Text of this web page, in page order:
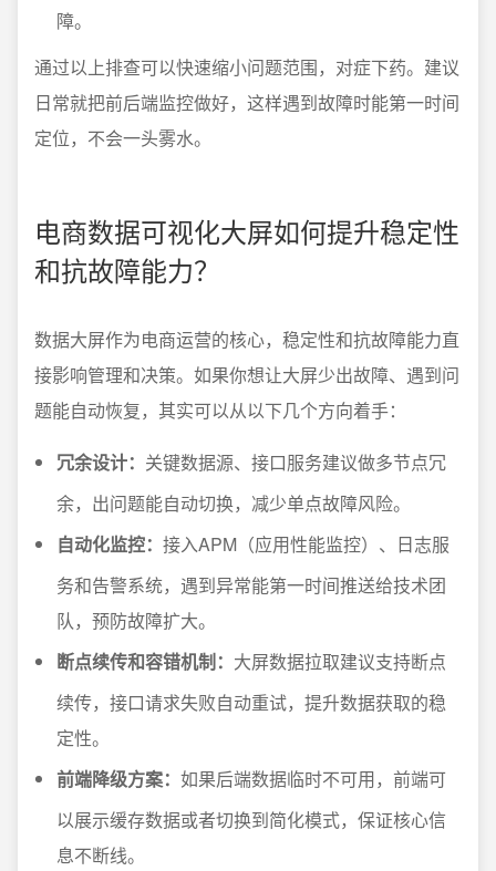
障。
通过以上排查可以快速缩小问题范围，对症下药。建议
日常就把前后端监控做好，这样遇到故障时能第一时间
定位，不会一头雾水。
电商数据可视化大屏如何提升稳定性
和抗故障能力？
数据大屏作为电商运营的核心，稳定性和抗故障能力直
接影响管理和决策。如果你想让大屏少出故障、遇到问
题能自动恢复，其实可以从以下几个方向着手：
冗余设计： 关键数据源、接口服务建议做多节点冗
余，出问题能自动切换，减少单点故障风险。
自动化监控： 接入APM（应用性能监控）、日志服
务和告警系统，遇到异常能第一时间推送给技术团
队，预防故障扩大。
断点续传和容错机制： 大屏数据拉取建议支持断点
续传，接口请求失败自动重试，提升数据获取的稳
定性。
前端降级方案： 如果后端数据临时不可用，前端可
以展示缓存数据或者切换到简化模式，保证核心信
息不断线。